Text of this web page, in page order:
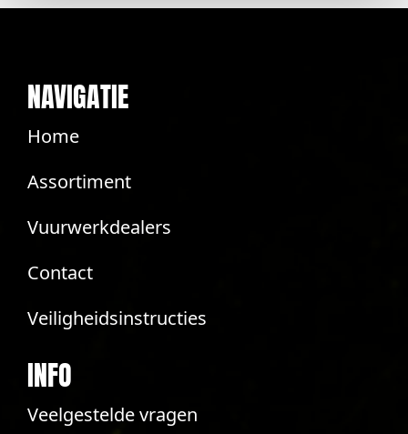
NAVIGATIE
Home
Assortiment
Vuurwerkdealers
Contact
Veiligheidsinstructies
INFO
Veelgestelde vragen